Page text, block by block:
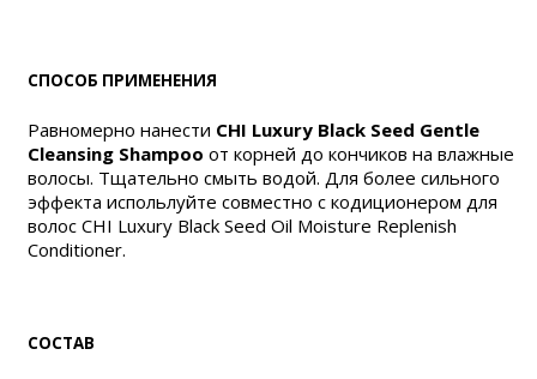
СПОСОБ ПРИМЕНЕНИЯ
Равномерно нанести CHI Luxury Black Seed Gentle
Cleansing Shampoo от корней до кончиков на влажные
волосы. Тщательно смыть водой. Для более сильного
эффекта испольлуйте совместно с кодиционером для
волос CHI Luxury Black Seed Oil Moisture Replenish
Conditioner.
СОСТАВ